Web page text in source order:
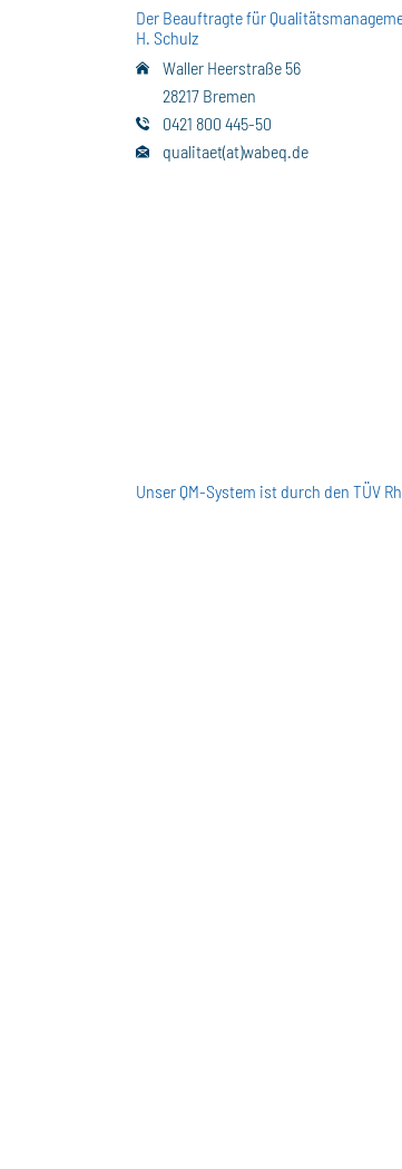
Der Beauftragte für
H. Schulz
Waller Heerstraße 56
28217 Bremen
0421 800 445-50
qualitaet(at)wabeq.de
Unser QM-System ist durch den TÜV